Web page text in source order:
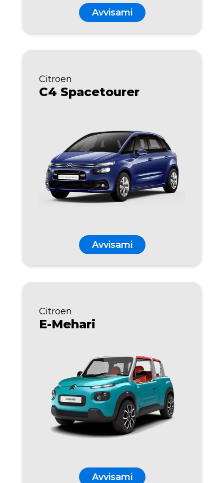
Avvisami
Citroen
C4 Spacetourer
Avvisami
Citroen
E-Mehari
Avvisami